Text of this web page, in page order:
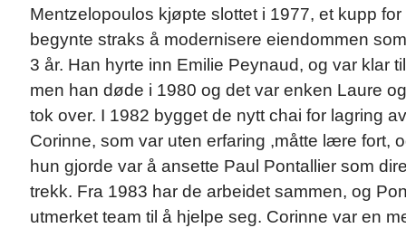
Mentzelopoulos kjøpte slottet i 1977, et kupp for
begynte straks å modernisere eiendommen
3 år. Han hyrte inn Emilie Peynaud, og var klar
men han døde i 1980 og det var enken Laure
tok over. I 1982 bygget de nytt chai for lagring
Corinne, som var uten erfaring ,måtte lære fort,
hun gjorde var å ansette Paul Pontallier som
trekk. Fra 1983 har de arbeidet sammen, og
utmerket team til å hjelpe seg. Corinne var en